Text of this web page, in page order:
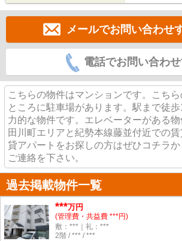
メールでお問い合わせ
電話でお問い合わ
こちらの物件はマンションです。こち
ところに駐車場があります。駅まで徒
力的な物件です。エレベーターがある
田川町エリアと紀勢本線藤並付近での
貸アパートをお探しの方はぜひコチラ
ご連絡を下さい。
過去掲載物件一覧
***万円
(管理費・共益費 ***円)
敷：***｜礼：***
2階 / *** / ***